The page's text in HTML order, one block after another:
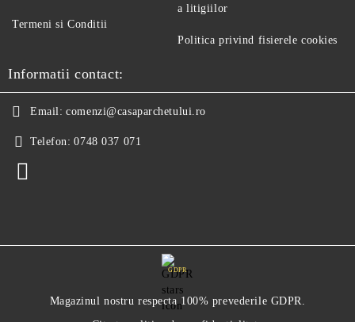
Termeni si Conditii
a litigiilor
Politica privind fisierele cookies
Informatii contact:
Email: comenzi@casaparchetului.ro
Telefon: 0748 037 071
GDPR
Magazinul nostru respecta 100% prevederile GDPR.